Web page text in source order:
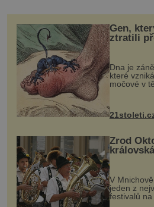
Gen,
ztratili
mohl
„nemoci
Dna je
které
močové v
nohou, a
Zrod
festival
V
jeden z
festivalů na